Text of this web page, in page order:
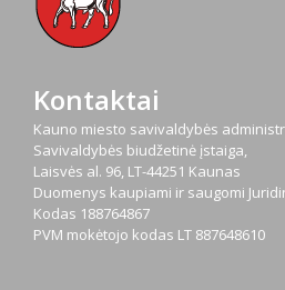
Kontaktai
Kauno miesto savivaldybės
Savivaldybės biudžetinė įstaiga,
Laisvės al. 96, LT-44251 Kaunas
Duomenys kaupiami ir saugomi
Kodas 188764867
PVM mokėtojo kodas LT 887648610